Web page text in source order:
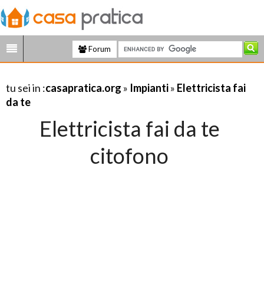
Forum
tu sei in :casapratica.org » Impianti» Elettricista fai
da te
Elettricista fai da te
citofono